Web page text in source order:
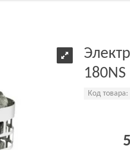
180NS
Код товара: